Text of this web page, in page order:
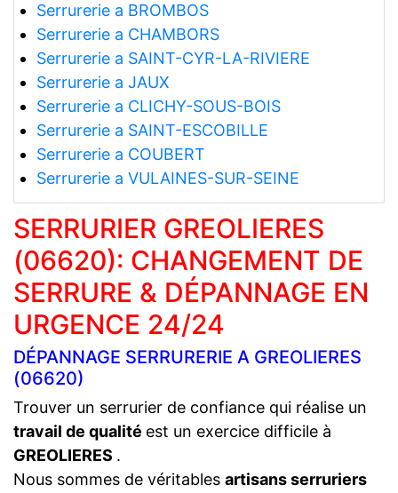
Serrurerie a BROMBOS
Serrurerie a CHAMBORS
Serrurerie a SAINT-CYR-LA-RIVIERE
Serrurerie a JAUX
Serrurerie a CLICHY-SOUS-BOIS
Serrurerie a SAINT-ESCOBILLE
Serrurerie a COUBERT
Serrurerie a VULAINES-SUR-SEINE
SERRURIER GREOLIERES
(06620): CHANGEMENT DE
SERRURE & DÉPANNAGE EN
URGENCE 24/24
DÉPANNAGE SERRURERIE A GREOLIERES
(06620)
Trouver un serrurier de confiance qui réalise un
travail de qualité est un exercice difficile à
GREOLIERES .
Nous sommes de véritables artisans serruriers